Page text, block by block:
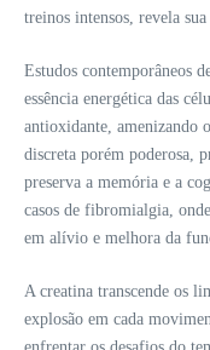
treinos intensos, revela
Estudos contemporâneos
essência energética das
antioxidante, amenizando
discreta porém poderosa,
preserva a memória e a
casos de fibromialgia,
em alívio e melhora da
A creatina transcende os
explosão em cada